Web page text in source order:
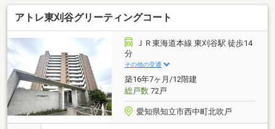
ー♪ルーフバルコニーあり♪∞ 最上階ならではのロフト
付き♪何も残らない賃貸料を払うのはもうやめません
か？大切なお金は残せる資産に使うべきです。不動産
取引における第三者の専門家として、”売る”側の都合
に寄らず、お客さまにとっての”最適解”をご提案する
ことをお約束します。先ずはお気軽にお問合せくださ
いませ。
アトレ東刈谷グリーティングコート
ＪＲ東海道本線 東刈谷駅 徒歩14
分
その他の交通
築16年7ヶ月/12階建
総戸数72戸
愛知県知立市西中町北吹戸